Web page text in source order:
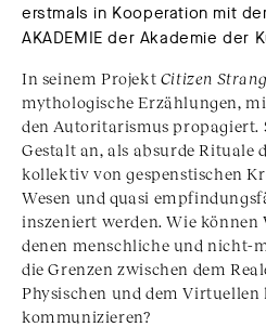
erstmals in Kooperation mit
AKADEMIE der Akademie der
In seinem Projekt Citizen
mythologische Erzählungen,
den Autoritarismus propagiert.
Gestalt an, als absurde Rituale
kollektiv von gespenstischen
Wesen und quasi
inszeniert werden. Wie können
denen menschliche und nicht-
die Grenzen zwischen dem
Physischen und dem
kommunizieren?